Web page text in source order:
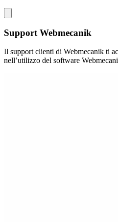
Support Webmecanik
Il support clienti di Webmecanik ti
nell’utilizzo del software